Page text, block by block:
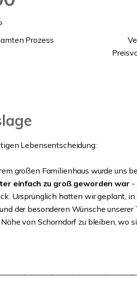
Prozess
Lebensentscheidung:
großen Familienhaus wurde uns
einfach zu groß geworden war -
Ursprünglich hatten wir geplant,
der besonderen Wünsche unserer
von Schorndorf zu bleiben, wo